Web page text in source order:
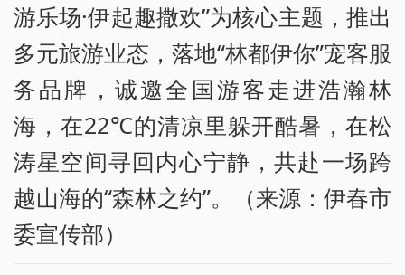
游乐场·伊起趣撒欢”为核心主题，推出
多元旅游业态，落地“林都伊你”宠客服
务品牌，诚邀全国游客走进浩瀚林
海，在22℃的清凉里躲开酷暑，在松
涛星空间寻回内心宁静，共赴一场跨
越山海的“森林之约”。（来源：伊春市
委宣传部）